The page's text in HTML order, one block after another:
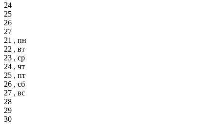
24
25
26
27
21 , пн
22 , вт
23 , ср
24 , чт
25 , пт
26 , сб
27 , вс
28
29
30